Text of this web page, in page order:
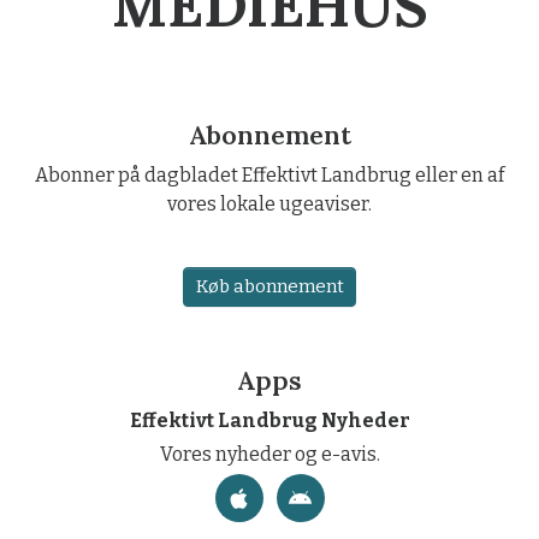
Abonnement
Abonner på dagbladet Effektivt Landbrug eller en af
vores lokale ugeaviser.
Køb abonnement
Apps
Effektivt Landbrug Nyheder
Vores nyheder og e-avis.